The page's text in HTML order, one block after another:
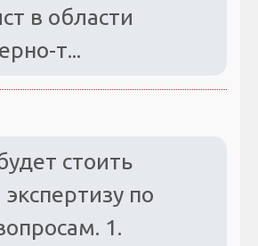
в области
т...
стоить
по
1.